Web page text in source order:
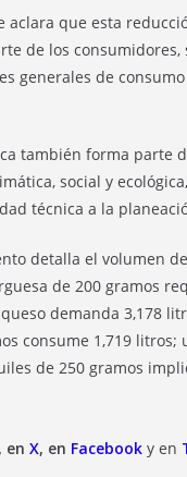
aclara que esta
de los
generales de
también forma parte
social y
técnica a la
detalla el volumen
de 200 gramos
demanda 3,178
consume 1,719
de 250 gramos
, en X, en Facebook y en